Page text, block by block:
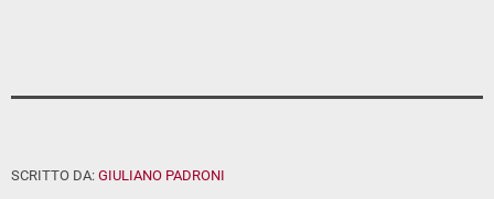
SCRITTO DA: GIULIANO PADRONI